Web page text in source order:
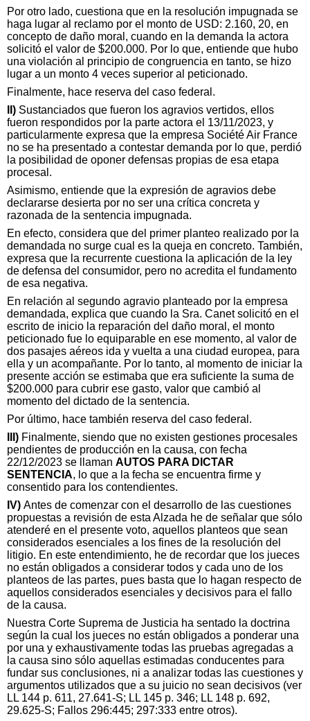
Por otro lado, cuestiona que en la resolución impugnada se
haga lugar al reclamo por el monto de USD: 2.160, 20, en
concepto de daño moral, cuando en la demanda la actora
solicitó el valor de $200.000. Por lo que, entiende que hubo
una violación al principio de congruencia en tanto, se hizo
lugar a un monto 4 veces superior al peticionado.
Finalmente, hace reserva del caso federal.
II) Sustanciados que fueron los agravios vertidos, ellos
fueron respondidos por la parte actora el 13/11/2023, y
particularmente expresa que la empresa Société Air France
no se ha presentado a contestar demanda por lo que, perdió
la posibilidad de oponer defensas propias de esa etapa
procesal.
Asimismo, entiende que la expresión de agravios debe
declararse desierta por no ser una crítica concreta y
razonada de la sentencia impugnada.
En efecto, considera que del primer planteo realizado por la
demandada no surge cual es la queja en concreto. También,
expresa que la recurrente cuestiona la aplicación de la ley
de defensa del consumidor, pero no acredita el fundamento
de esa negativa.
En relación al segundo agravio planteado por la empresa
demandada, explica que cuando la Sra. Canet solicitó en el
escrito de inicio la reparación del daño moral, el monto
peticionado fue lo equiparable en ese momento, al valor de
dos pasajes aéreos ida y vuelta a una ciudad europea, para
ella y un acompañante. Por lo tanto, al momento de iniciar la
presente acción se estimaba que era suficiente la suma de
$200.000 para cubrir ese gasto, valor que cambió al
momento del dictado de la sentencia.
Por último, hace también reserva del caso federal.
III) Finalmente, siendo que no existen gestiones procesales
pendientes de producción en la causa, con fecha
22/12/2023 se llaman AUTOS PARA DICTAR
SENTENCIA, lo que a la fecha se encuentra firme y
consentido para los contendientes.
IV) Antes de comenzar con el desarrollo de las cuestiones
propuestas a revisión de esta Alzada he de señalar que sólo
atenderé en el presente voto, aquellos planteos que sean
considerados esenciales a los fines de la resolución del
litigio. En este entendimiento, he de recordar que los jueces
no están obligados a considerar todos y cada uno de los
planteos de las partes, pues basta que lo hagan respecto de
aquellos considerados esenciales y decisivos para el fallo
de la causa.
Nuestra Corte Suprema de Justicia ha sentado la doctrina
según la cual los jueces no están obligados a ponderar una
por una y exhaustivamente todas las pruebas agregadas a
la causa sino sólo aquellas estimadas conducentes para
fundar sus conclusiones, ni a analizar todas las cuestiones y
argumentos utilizados que a su juicio no sean decisivos (ver
LL 144 p. 611, 27.641-S; LL 145 p. 346; LL 148 p. 692,
29.625-S; Fallos 296:445; 297:333 entre otros).